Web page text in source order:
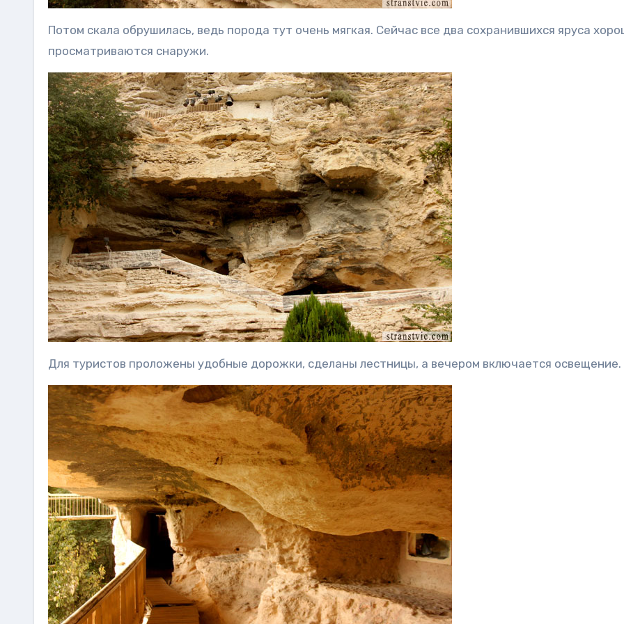
Потом скала обрушилась, ведь порода тут очень мягкая. Сейчас все два сохранившихся яруса
просматриваются снаружи.
Для туристов проложены удобные дорожки, сделаны лестницы, а вечером включается освещение.